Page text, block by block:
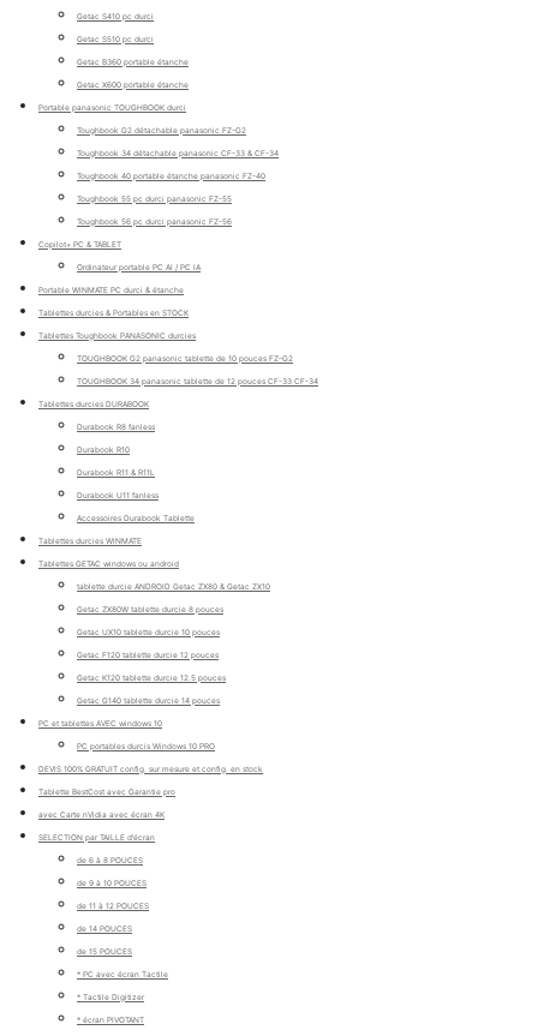
Getac S410 pc durci
Getac S510 pc durci
Getac B360 portable étanche
Getac X600 portable étanche
Portable panasonic TOUGHBOOK durci
Toughbook G2 détachable panasonic FZ-G2
Toughbook 34 détachable panasonic CF-33 & CF-34
Toughbook 40 portable étanche panasonic FZ-40
Toughbook 55 pc durci panasonic FZ-55
Toughbook 56 pc durci panasonic FZ-56
Copilot+ PC & TABLET
Ordinateur portable PC AI / PC IA
Portable WINMATE PC durci & étanche
Tablettes durcies & Portables en STOCK
Tablettes Toughbook PANASONIC durcies
TOUGHBOOK G2 panasonic tablette de 10 pouces FZ-G2
TOUGHBOOK 34 panasonic tablette de 12 pouces CF-33 CF-34
Tablettes durcies DURABOOK
Durabook R8 fanless
Durabook R10
Durabook R11 & R11L
Durabook U11 fanless
Accessoires Durabook Tablette
Tablettes durcies WINMATE
Tablettes GETAC windows ou android
tablette durcie ANDROID Getac ZX80 & Getac ZX10
Getac ZX80W tablette durcie 8 pouces
Getac UX10 tablette durcie 10 pouces
Getac F120 tablette durcie 12 pouces
Getac K120 tablette durcie 12.5 pouces
Getac G140 tablette durcie 14 pouces
PC et tablettes AVEC windows 10
PC portables durcis Windows 10 PRO
DEVIS 100% GRATUIT config. sur mesure et config. en stock
Tablette BestCost avec Garantie pro
avec Carte nVidia avec écran 4K
SELECTION par TAILLE d'écran
de 6 à 8 POUCES
de 9 à 10 POUCES
de 11 à 12 POUCES
de 14 POUCES
de 15 POUCES
* PC avec écran Tactile
* Tactile Digitizer
* écran PIVOTANT